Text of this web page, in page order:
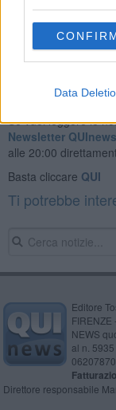
Data
Se vuoi leggere le
Newsletter
alle 20:00
Basta cliccare QUI
Ti potrebbe
Editore
NEWS
al n.
Direttore responsabile